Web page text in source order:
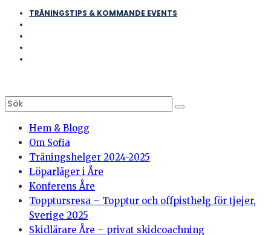
TRÄNINGSTIPS & KOMMANDE EVENTS
Hem & Blogg
Om Sofia
Träningshelger 2024-2025
Löparläger i Åre
Konferens Åre
Topptursresa – Topptur och offpisthelg för tjejer,
Sverige 2025
Skidlärare Åre – privat skidcoachning